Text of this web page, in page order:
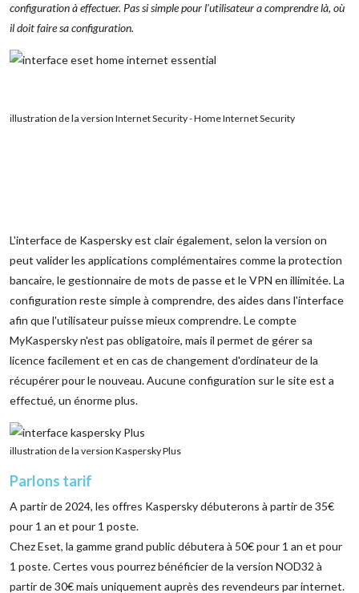
configuration à effectuer. Pas si simple pour l'utilisateur a comprendre là, où
il doit faire sa configuration.
illustration de la version Internet Security - Home Internet Security
L'interface de Kaspersky est clair également, selon la version on
peut valider les applications complémentaires comme la protection
bancaire, le gestionnaire de mots de passe et le VPN en illimitée. La
configuration reste simple à comprendre, des aides dans l'interface
afin que l'utilisateur puisse mieux comprendre. Le compte
MyKaspersky n'est pas obligatoire, mais il permet de gérer sa
licence facilement et en cas de changement d'ordinateur de la
récupérer pour le nouveau. Aucune configuration sur le site est a
effectué, un énorme plus.
illustration de la version Kaspersky Plus
Parlons tarif
A partir de 2024, les offres Kaspersky débuterons à partir de 35€
pour 1 an et pour 1 poste.
Chez Eset, la gamme grand public débutera à 50€ pour 1 an et pour
1 poste. Certes vous pourrez bénéficier de la version NOD32 à
partir de 30€ mais uniquement auprès des revendeurs par internet.